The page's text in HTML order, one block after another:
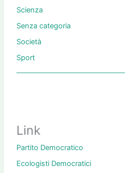
Scienza
Senza categoria
Società
Sport
Link
Partito Democratico
Ecologisti Democratici